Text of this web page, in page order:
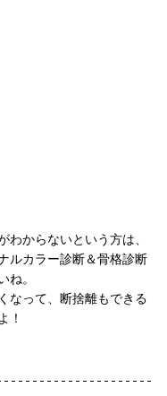
わからないという方は、
ルカラー診断＆骨格診断
ね。
なって、断捨離もできる
！